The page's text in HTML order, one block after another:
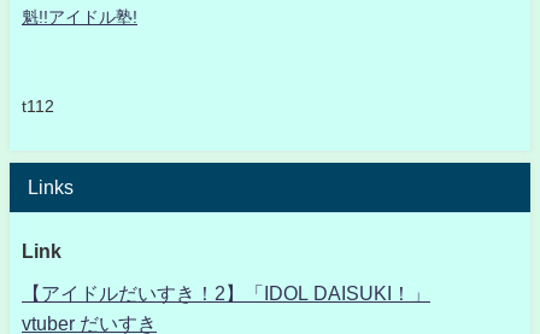
魁!!アイドル塾!
t112
Links
Link
【アイドルだいすき！2】「IDOL DAISUKI！」
vtuber だいすき